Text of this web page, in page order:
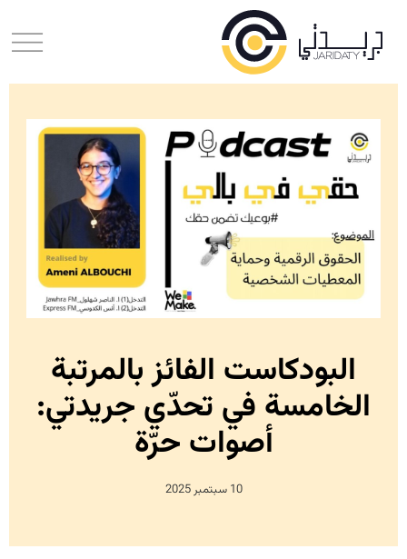
البودكاست الفائز بالمرتبة
الخامسة في تحدّي جريدتي:
أصوات حرّة
10 سبتمبر 2025